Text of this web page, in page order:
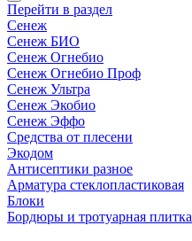
Перейти в раздел
Сенеж
Сенеж БИО
Сенеж Огнебио
Сенеж Огнебио Проф
Сенеж Ультра
Сенеж Экобио
Сенеж Эффо
Средства от плесени
Экодом
Антисептики разное
Арматура стеклопластиковая
Блоки
Бордюры и тротуарная плитка